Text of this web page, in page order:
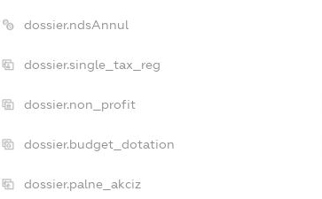
dossier.ndsAnnul
dossier.single_tax_reg
dossier.non_profit
dossier.budget_dotation
dossier.palne_akciz